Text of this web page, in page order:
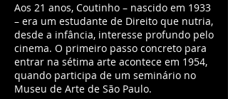
Aos 21 anos, Coutinho – nascido em 1933
– era um estudante de Direito que nutria,
desde a infância, interesse profundo pelo
cinema. O primeiro passo concreto para
entrar na sétima arte acontece em 1954,
quando participa de um seminário no
Museu de Arte de São Paulo.